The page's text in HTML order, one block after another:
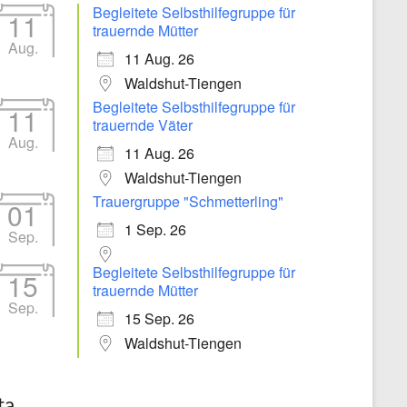
11
Aug.
Begleitete Selbsthilfegruppe für
trauernde Mütter
11 Aug. 26
Waldshut-Tiengen
11
Aug.
Begleitete Selbsthilfegruppe für
trauernde Väter
11 Aug. 26
Waldshut-Tiengen
01
Sep.
Trauergruppe "Schmetterling"
1 Sep. 26
15
Sep.
Begleitete Selbsthilfegruppe für
trauernde Mütter
15 Sep. 26
Waldshut-Tiengen